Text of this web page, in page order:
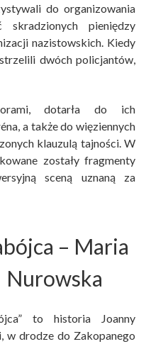
do organizowania
pieniędzy
nazistowskich. Kiedy
dwóch policjantów,
dotarła do ich
a także do więziennych
klauzulą tajności. W
zostały fragmenty
sceną uznaną za
– Maria
Nurowska
to historia Joanny
w drodze do Zakopanego